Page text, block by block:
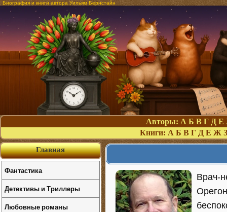
Биография и книги автора Уильям Бернстайн
Авторы: А Б В Г Д Е
Книги: А Б В Г Д Е Ж З
Врач-
Главная
Фантастика
Детективы и Триллеры
Любовные романы